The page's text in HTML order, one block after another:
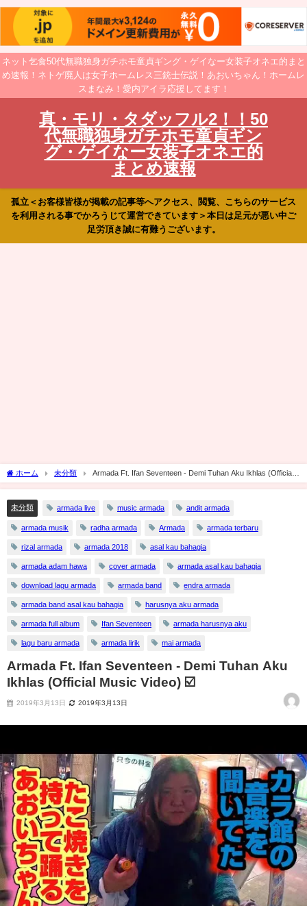
ネット乞食50代無職独身ガチホモ童貞ギング・ゲイなー女装子オネエ的まと
め速報！ネトゲ廃人は女子ホームレス三銃士伝説！あおいちゃん！ホームレ
スまなみ！愛内アイラ応援してます！
真・モリ・タダッフル2！！50
代無職独身ガチホモ童貞ギン
グ・ゲイなー女装子オネエ的
まとめ速報
孤立＜お客様皆様が掲載の記事等へアクセス、閲覧、こちらのサービス
を利用される事でかろうじて運営できています＞本日は足元が悪い中ご
足労頂き誠に有難うございます。
ホーム 未分類
Armada Ft. Ifan Seventeen - Demi Tuhan Aku Ikhlas (Official
Music Video) ☑️
未分類 armada live music armada andit armada
armada musik radha armada Armada armada terbaru
rizal armada armada 2018 asal kau bahagia
armada adam hawa cover armada armada asal kau bahagia
download lagu armada armada band endra armada
armada band asal kau bahagia harusnya aku armada
armada full album Ifan Seventeen armada harusnya aku
lagu baru armada armada lirik mai armada
Armada Ft. Ifan Seventeen - Demi Tuhan Aku
Ikhlas (Official Music Video) ☑️
2019年3月13日 2019年3月13日